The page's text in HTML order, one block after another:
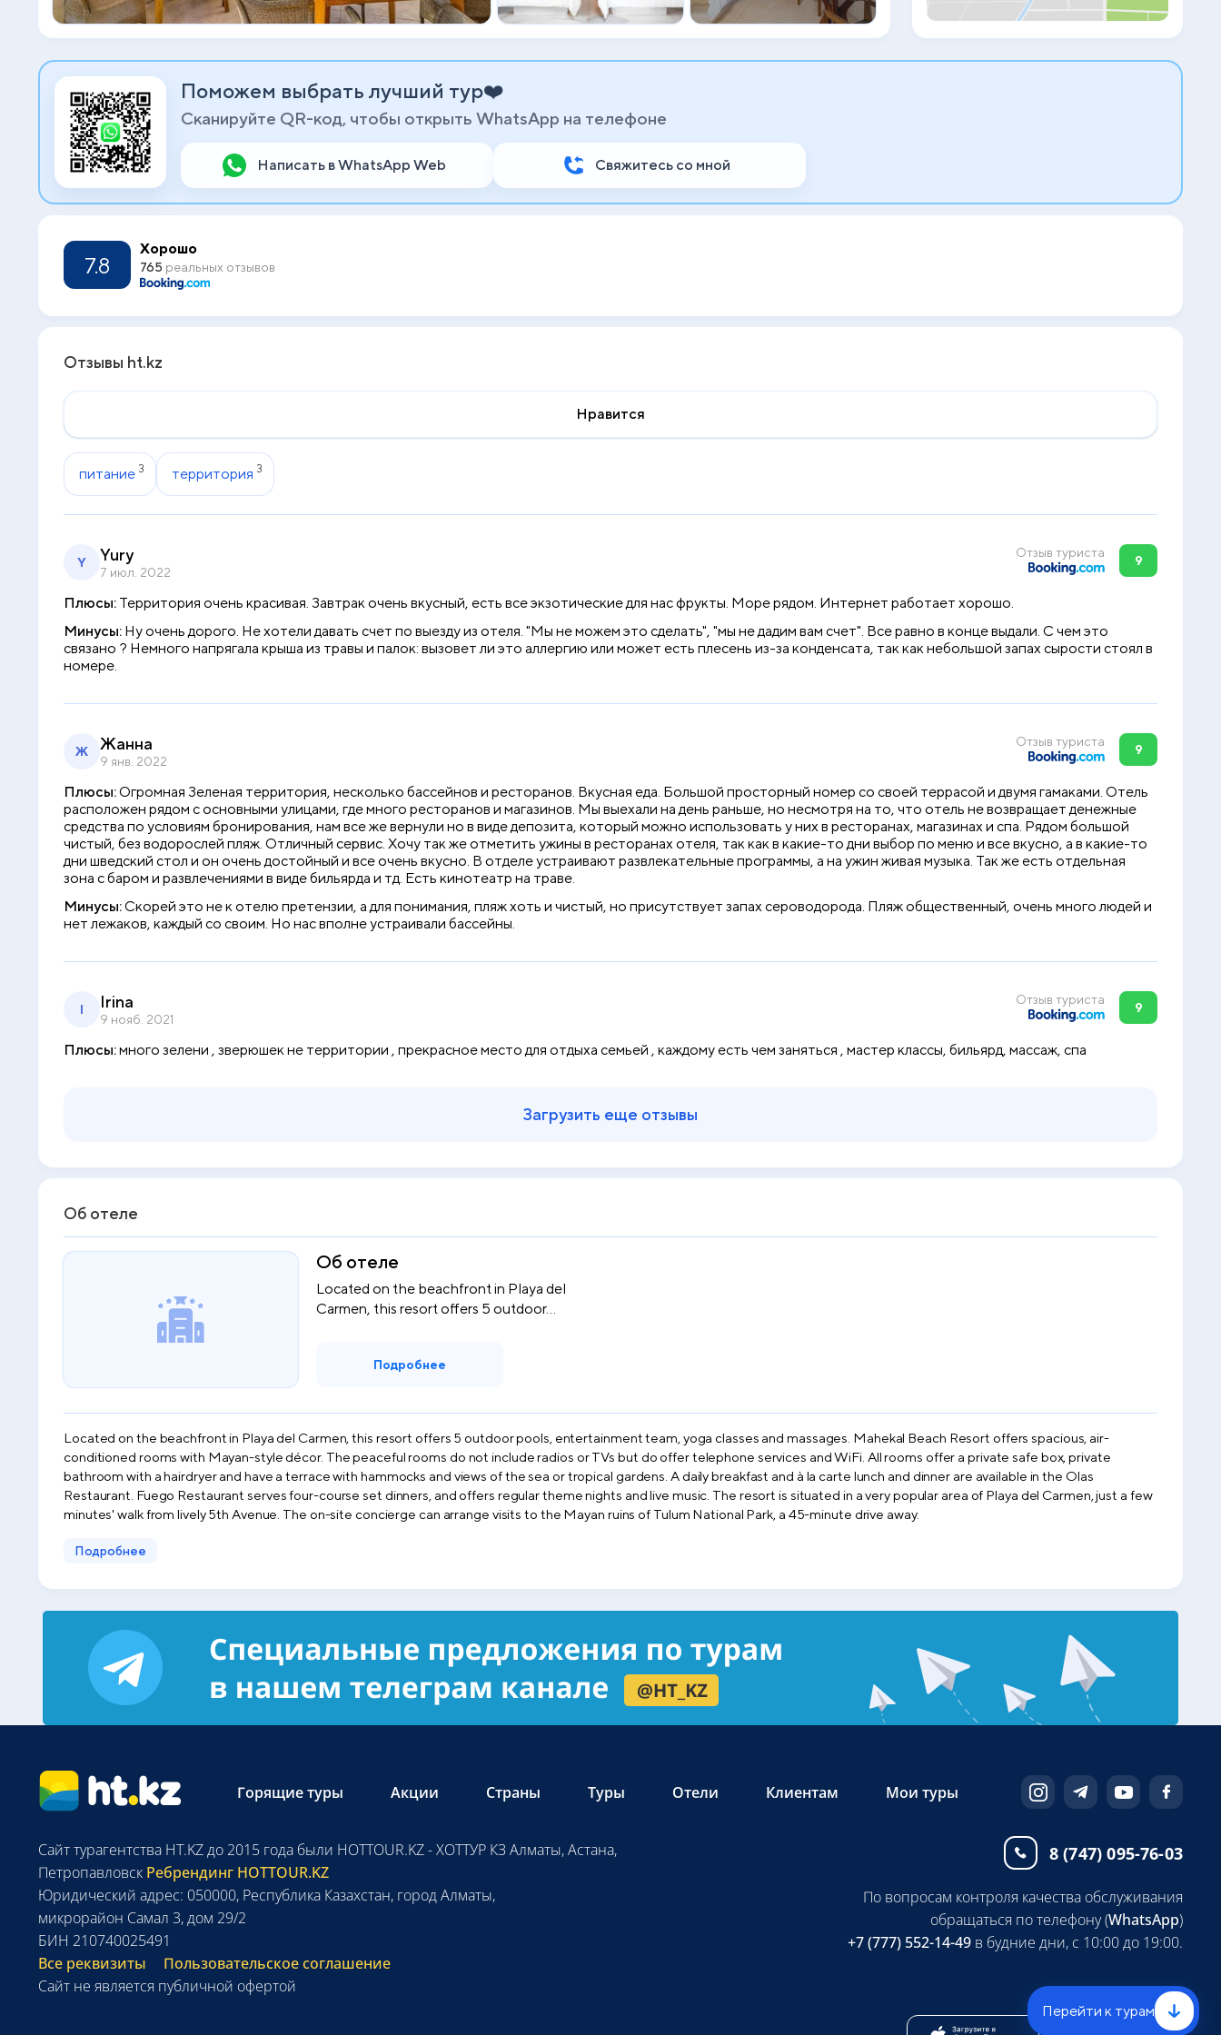
5th Avenue. The on-site concierge can
arrange visits to the Mayan ruins of Tulum
National Park, a 45-minute drive away.
Поможем выбрать лучший тур❤️
Сканируйте QR-код, чтобы открыть WhatsApp на телефоне
Написать в WhatsApp Web Свяжитесь со мной
7.8
Хорошо
765 реальных отзывов
Отзывы ht.kz
Нравится
питание 3 территория 3
Y Yury
7 июл. 2022
Отзыв туриста
9
Плюсы: Территория очень красивая. Завтрак очень вкусный, есть все экзотические для нас фрукты. Море рядом. Интернет работает хорошо.
Минусы: Ну очень дорого. Не хотели давать счет по выезду из отеля. "Мы не можем это сделать", "мы не дадим вам счет". Все равно в конце выдали. С чем это
связано ? Немного напрягала крыша из травы и палок: вызовет ли это аллергию или может есть плесень из-за конденсата, так как небольшой запах сырости стоял в
номере.
Ж Жанна
9 янв. 2022
Отзыв туриста
9
Плюсы:Огромная Зеленая территория, несколько бассейнов и ресторанов. Вкусная еда. Большой просторный номер со своей террасой и двумя гамаками. Отель
расположен рядом с основными улицами, где много ресторанов и магазинов. Мы выехали на день раньше, но несмотря на то, что отель не возвращает денежные
средства по условиям бронирования, нам все же вернули но в виде депозита, который можно использовать у них в ресторанах, магазинах и спа. Рядом большой
чистый, без водорослей пляж. Отличный сервис. Хочу так же отметить ужины в ресторанах отеля, так как в какие-то дни выбор по меню и все вкусно, а в какие-то
дни шведский стол и он очень достойный и все очень вкусно. В отделе устраивают развлекательные программы, а на ужин живая музыка. Так же есть отдельная
зона с баром и развлечениями в виде бильярда и тд. Есть кинотеатр на траве.
Минусы:Скорей это не к отелю претензии, а для понимания, пляж хоть и чистый, но присутствует запах сероводорода. Пляж общественный, очень много людей и
нет лежаков, каждый со своим. Но нас вполне устраивали бассейны.
I Irina
9 нояб. 2021
Отзыв туриста
9
Плюсы:много зелени , зверюшек не территории , прекрасное место для отдыха семьей , каждому есть чем заняться , мастер классы, бильярд, массаж, спа
Загрузить еще отзывы
Об отеле
Об отеле
Located on the beachfront in Playa del
Carmen, this resort offers 5 outdoor...
Подробнее
Located on the beachfront in Playa del Carmen, this resort offers 5 outdoor pools, entertainment team, yoga classes and massages. Mahekal Beach Resort offers spacious, air-
conditioned rooms with Mayan-style décor. The peaceful rooms do not include radios or TVs but do offer telephone services and WiFi. All rooms offer a private safe box, private
bathroom with a hairdryer and have a terrace with hammocks and views of the sea or tropical gardens. A daily breakfast and à la carte lunch and dinner are available in the Olas
Restaurant. Fuego Restaurant serves four-course set dinners, and offers regular theme nights and live music. The resort is situated in a very popular area of Playa del Carmen, just a few
minutes' walk from lively 5th Avenue. The on-site concierge can arrange visits to the Mayan ruins of Tulum National Park, a 45-minute drive away.
Подробнее
Перейти к турам
Горящие туры Акции Страны Туры Отели Клиентам Мои туры
8 (747) 095-76-03
Сайт турагентства HT.KZ до 2015 года были HOTTOUR.KZ - ХОТТУР КЗ Алматы, Астана,
Петропавловск Ребрендинг HOTTOUR.KZ
Юридический адрес: 050000, Республика Казахстан, город Алматы,
микрорайон Самал 3, дом 29/2
БИН 210740025491
Все реквизиты
Пользовательское соглашение
Сайт не является публичной офертой
По вопросам контроля качества обслуживания
обращаться по телефону (WhatsApp)
+7 (777) 552-14-49 в будние дни, с 10:00 до 19:00.